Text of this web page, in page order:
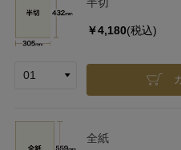
￥4,180(税込)
全紙